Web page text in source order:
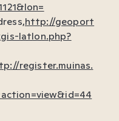
http://geoport
latlon.php?
register.muinas.